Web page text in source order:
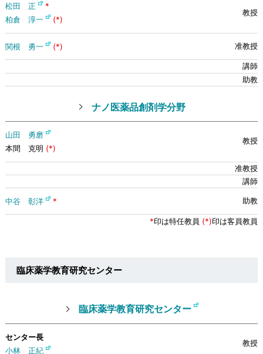
松田 正
*
柏倉 淳⼀
(*)
関根 勇⼀ (*)
ナノ医薬品創剤学分野
山田 勇磨
本間 克明 (*)
中谷 彰洋 *
*印は特任教員 (*)印は客員教員
臨床薬学教育研究センター
臨床薬学教育研究センター
センター長
小林 正紀